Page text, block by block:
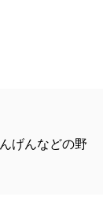
げんなどの野